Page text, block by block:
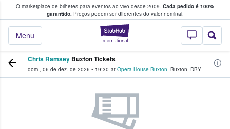
O marketplace de bilhetes para eventos ao vivo desde 2009. Cada pedido é 100%
garantido.Preços podem ser diferentes do valor nominal.
StubHub – onde
Menu
fãs compram e vendem bilhetes
Chris Ramsey Buxton Tickets
dom., 06 de dez. de 2026 • 19:30 at Opera House Buxton, Buxton, DBY